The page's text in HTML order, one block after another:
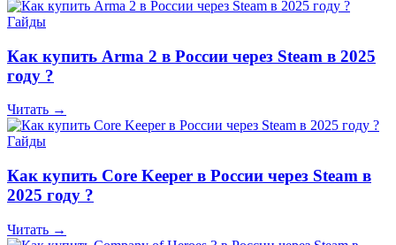
Гайды
Как купить Arma 2 в России через Steam в 2025
году ?
Читать →
Гайды
Как купить Core Keeper в России через Steam в
2025 году ?
Читать →